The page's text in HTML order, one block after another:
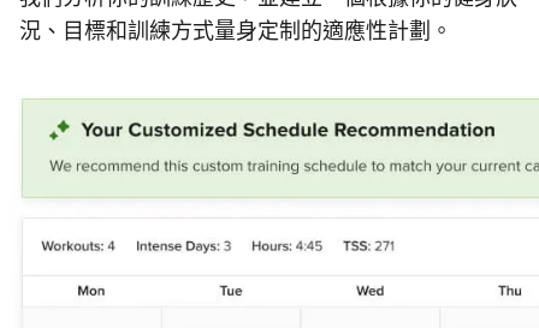
況、目標和訓練方式量身定制的適應性計劃。